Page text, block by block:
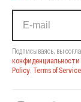
Подписываясь, вы
конфиденциальности
Policy Terms of Service